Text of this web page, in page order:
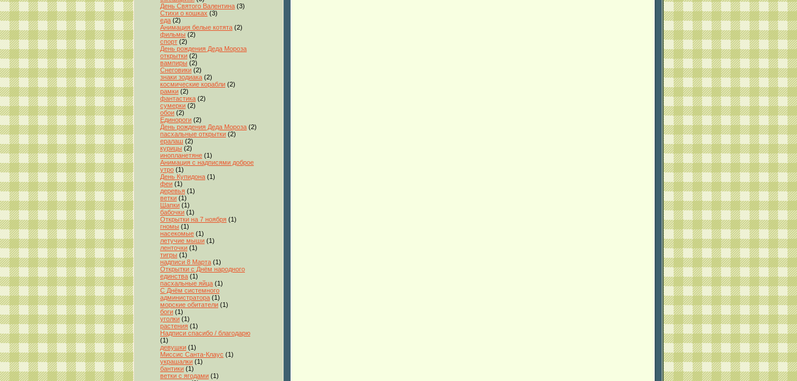
День Святого Валентина (3)
Стихи о кошках (3)
еда (2)
Анимация белые котята (2)
фильмы (2)
спорт (2)
День рождения Деда Мороза
открытки (2)
вампиры (2)
Снеговики (2)
знаки зодиака (2)
космические корабли (2)
рамки (2)
фантастика (2)
сумерки (2)
обои (2)
Единороги (2)
День рождения Деда Мороза (2)
пасхальные открытки (2)
ералаш (2)
курицы (2)
инопланетяне (1)
Анимация с надписями доброе
утро (1)
День Купидона (1)
феи (1)
деревья (1)
ветки (1)
Шапки (1)
бабочки (1)
Открытки на 7 ноября (1)
гномы (1)
насекомые (1)
летучие мыши (1)
ленточки (1)
тигры (1)
надписи 8 Марта (1)
Открытки с Днём народного
единства (1)
пасхальные яйца (1)
С Днём системного
администратора (1)
морские обитатели (1)
боги (1)
уголки (1)
растения (1)
Надписи спасибо / благодарю
(1)
девушки (1)
Миссис Санта-Клаус (1)
украшалки (1)
бантики (1)
ветки с ягодами (1)